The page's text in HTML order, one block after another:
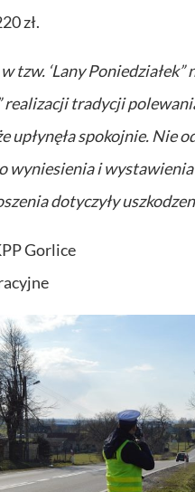
zł.
tzw. ‘Lany
realizacji tradycji
upłynęła spokojnie. Nie
wyniesienia i
dotyczyły
Gorlice